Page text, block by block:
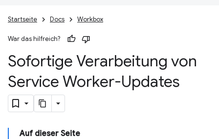
Startseite Docs Workbox
War das hilfreich?
Sofortige Verarbeitung von
Service Worker-Updates
Auf dieser Seite